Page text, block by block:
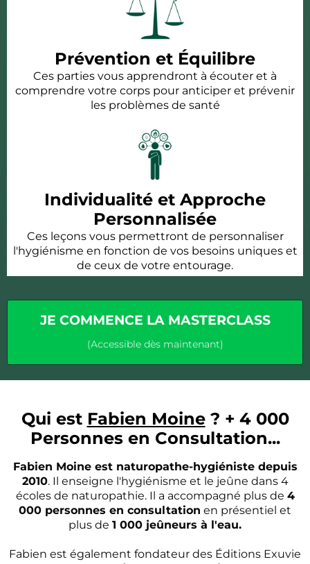
Prévention et Équilibre
Ces parties vous apprendront à écouter et à
comprendre votre corps pour anticiper et prévenir
les problèmes de santé
Individualité et Approche
Personnalisée
Ces leçons vous permettront de personnaliser
l'hygiénisme en fonction de vos besoins uniques et
de ceux de votre entourage.
JE COMMENCE LA MASTERCLASS
(Accessible dès maintenant)
Qui est Fabien Moine? + 4 000
Personnes en Consultation...
Fabien Moine est naturopathe-hygiéniste depuis
2010. Il enseigne l'hygiénisme et le jeûne dans 4
écoles de naturopathie. Il a accompagné plus de 4
000 personnes en consultation en présentiel et
plus de 1 000 jeûneurs à l'eau.
Fabien est également fondateur des Éditions Exuvie